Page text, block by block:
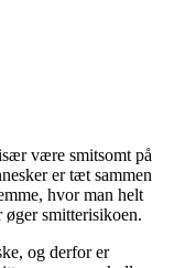
være smitsomt på
er tæt sammen
hvor man helt
smitterisikoen.
og derfor er